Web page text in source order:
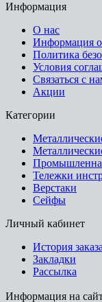
Информация
О нас
Информация о
Политика
Условия
Связаться с
Акции
Категории
Тележки
Верстаки
Сейфы
Личный кабинет
История заказа
Закладки
Рассылка
Информация на